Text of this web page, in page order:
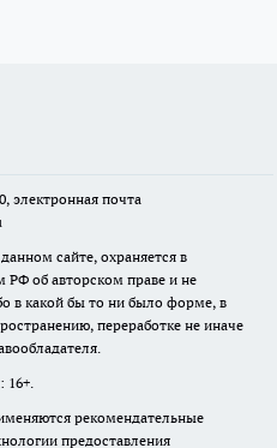
электронная почта
сайте, охраняется в
РФ об авторском праве и не
в какой бы то ни было форме, в
переработке не иначе
16+.
рекомендательные
предоставления